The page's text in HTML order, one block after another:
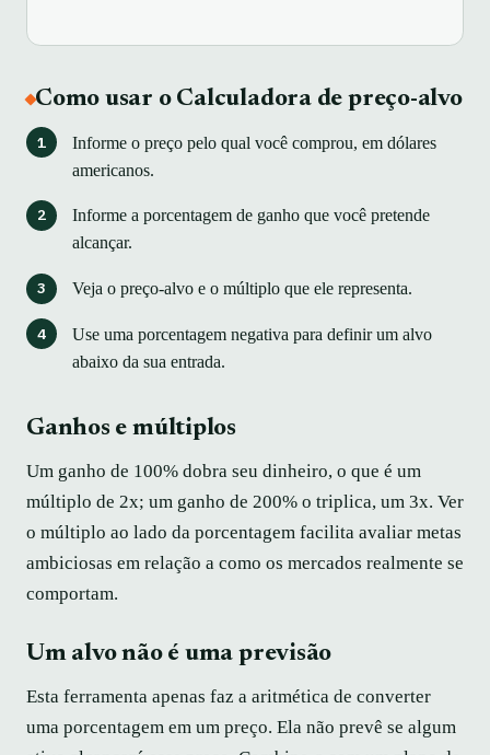
Como usar o Calculadora de preço-alvo
Informe o preço pelo qual você comprou, em dólares
americanos.
Informe a porcentagem de ganho que você pretende
alcançar.
Veja o preço-alvo e o múltiplo que ele representa.
Use uma porcentagem negativa para definir um alvo
abaixo da sua entrada.
Ganhos e múltiplos
Um ganho de 100% dobra seu dinheiro, o que é um
múltiplo de 2x; um ganho de 200% o triplica, um 3x. Ver
o múltiplo ao lado da porcentagem facilita avaliar metas
ambiciosas em relação a como os mercados realmente se
comportam.
Um alvo não é uma previsão
Esta ferramenta apenas faz a aritmética de converter
uma porcentagem em um preço. Ela não prevê se algum